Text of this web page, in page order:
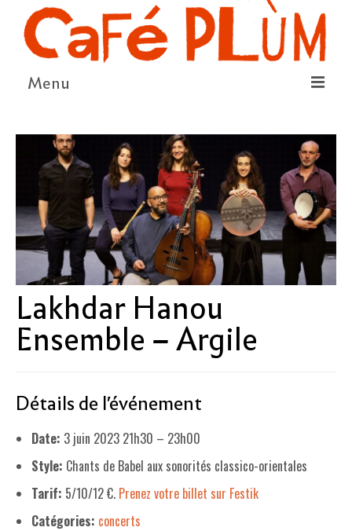
Menu
LA COOPÉRATIVE & L’ASSO
LE CONSEIL COOPÉRATIF
NOUS SOUTENIR
LE PROGRAMME
DÉTAIL DES ÉVÉNEMENTS
LA SAISON CULTURELLE
AMI·ES ARTISTES
LES FORMULES
NOS FOURNISSEUR·EUSE·S
Lakhdar Hanou
Ensemble – Argile
Détails de l'événement
Date: 3 juin 2023 21h30 – 23h00
Style: Chants de Babel aux sonorités classico-orientales
Tarif: 5/10/12 €. Prenez votre billet sur Festik
Catégories: concerts